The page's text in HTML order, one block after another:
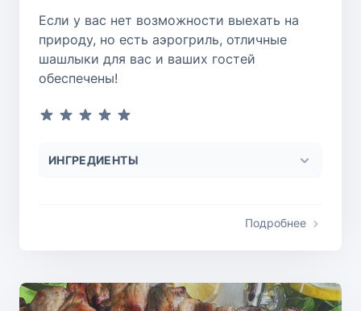
Если у вас нет возможности выехать на
природу, но есть аэрогриль, отличные
шашлыки для вас и ваших гостей
обеспечены!
ИНГРЕДИЕНТЫ
Подробнее